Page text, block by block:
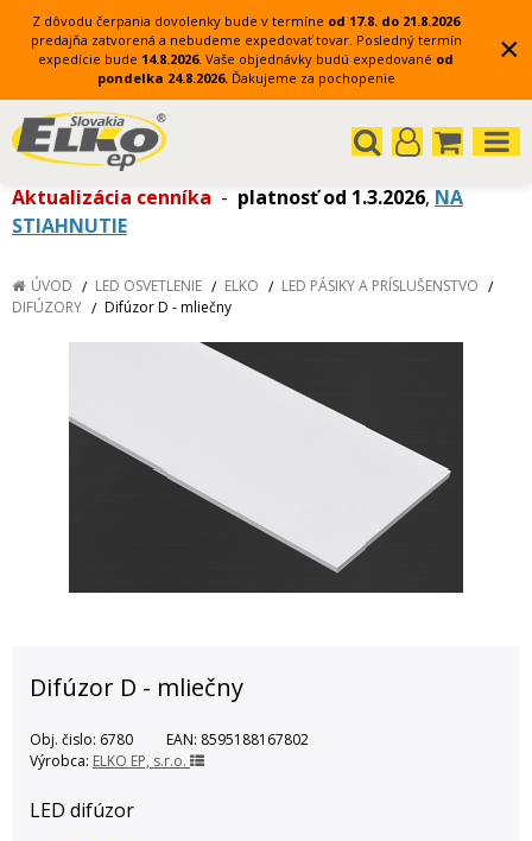
Z dôvodu čerpania dovolenky bude v termíne od 17.8. do 21.8.2026
predajňa zatvorená a nebudeme expedovať tovar. Posledný termín
expedície bude 14.8.2026. Vaše objednávky budú expedované od
pondelka 24.8.2026. Ďakujeme za pochopenie
×
Aktualizácia cenníka - platnosť od 1.3.2026, NA
STIAHNUTIE
ÚVOD LED OSVETLENIE ELKO
LED PÁSIKY A PRÍSLUŠENSTVO
DIFÚZORY
Difúzor D - mliečny
Difúzor D - mliečny
Obj. čislo: 6780 EAN: 8595188167802
Výrobca: ELKO EP, s.r.o.
LED difúzor